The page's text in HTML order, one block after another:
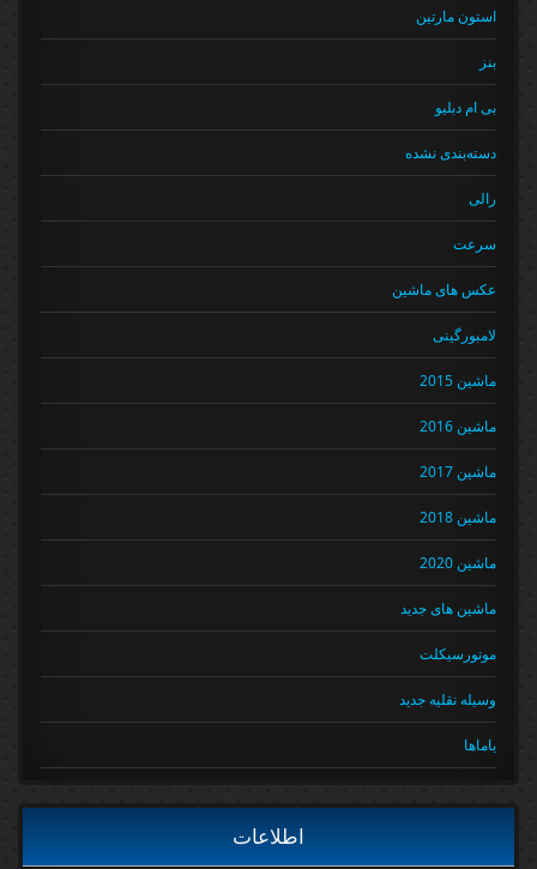
استون مارتین
بی ام دبلیو
دسته‌بندی نشده
رالی
سرعت
عکس های ماشین
لامبورگینی
ماشین 2015
ماشین 2016
ماشین 2017
ماشین 2018
ماشین 2020
ماشین های جدید
موتورسیکلت
وسیله نقلیه جدید
یاماها
اطلاعات